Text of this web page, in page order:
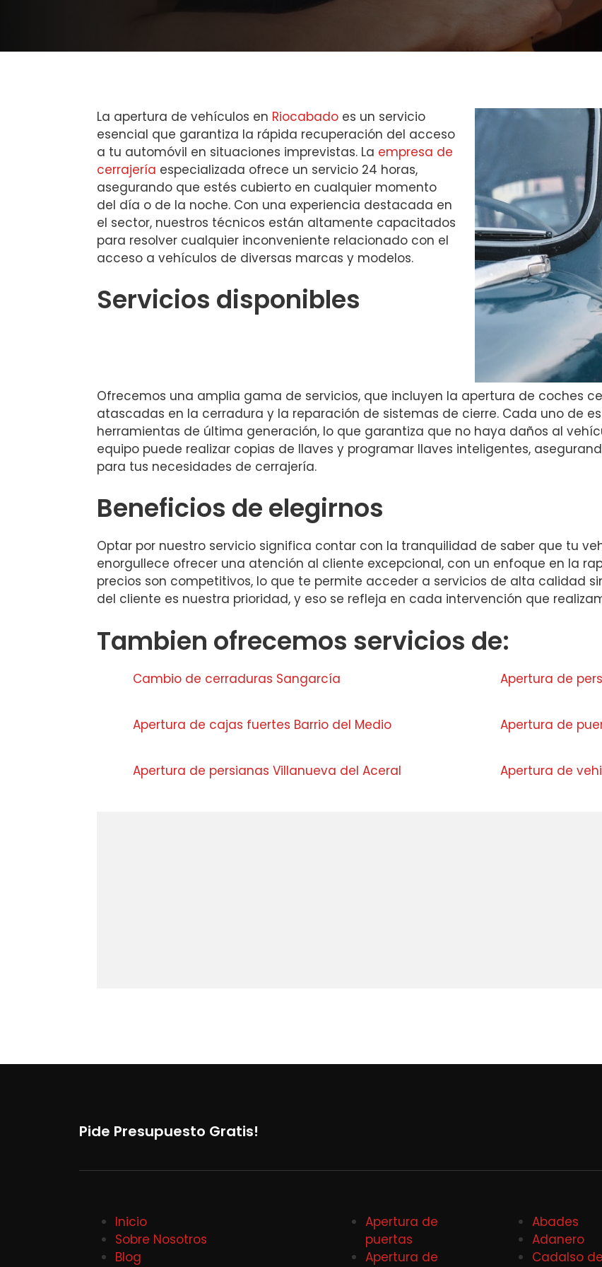
La apertura de vehículos en Riocabado es un servicio
esencial que garantiza la rápida recuperación del acceso
a tu automóvil en situaciones imprevistas. La empresa de
cerrajería especializada ofrece un servicio 24 horas,
asegurando que estés cubierto en cualquier momento
del día o de la noche. Con una experiencia destacada en
el sector, nuestros técnicos están altamente capacitados
para resolver cualquier inconveniente relacionado con el
acceso a vehículos de diversas marcas y modelos.
Servicios disponibles
Ofrecemos una amplia gama de servicios, que incluyen la apertura de coches
atascadas en la cerradura y la reparación de sistemas de cierre. Cada uno de
herramientas de última generación, lo que garantiza que no haya daños al
equipo puede realizar copias de llaves y programar llaves inteligentes,
para tus necesidades de cerrajería.
Beneficios de elegirnos
Optar por nuestro servicio significa contar con la tranquilidad de saber que tu
enorgullece ofrecer una atención al cliente excepcional, con un enfoque en la
precios son competitivos, lo que te permite acceder a servicios de alta calidad
del cliente es nuestra prioridad, y eso se refleja en cada intervención que
Tambien ofrecemos servicios de:
Cambio de cerraduras Sangarcía Apertura de
Apertura de cajas fuertes Barrio del Medio Apertura de
Apertura de persianas Villanueva del Aceral Apertura de
Pide Presupuesto Gratis!
Inicio
Sobre Nosotros
Blog
Apertura de
puertas
Apertura de
Abades
Adanero
Cadalso de